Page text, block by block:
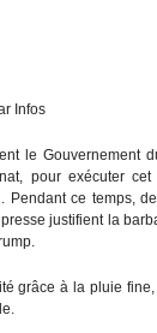
Infos
le Gouvernement
pour exécuter
ce temps,
justifient la
grâce à la pluie